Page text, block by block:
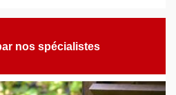
nos spécialistes